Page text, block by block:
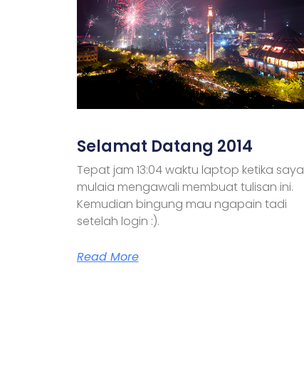
Selamat Datang 2014
Tepat jam 13:04 waktu laptop ketika saya
mulaia mengawali membuat tulisan ini.
Kemudian bingung mau ngapain tadi
setelah login :).
Read More